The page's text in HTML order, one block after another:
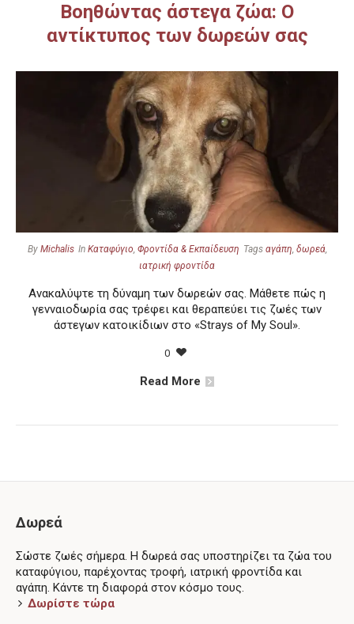
Βοηθώντας άστεγα ζώα: Ο
αντίκτυπος των δωρεών σας
By Michalis In Καταφύγιο, Φροντίδα & Εκπαίδευση Tags αγάπη, δωρεά,
ιατρική φροντίδα
Ανακαλύψτε τη δύναμη των δωρεών σας. Μάθετε πώς η
γενναιοδωρία σας τρέφει και θεραπεύει τις ζωές των
άστεγων κατοικίδιων στο «Strays of My Soul».
0
Read More
Δωρεά
Σώστε ζωές σήμερα. Η δωρεά σας υποστηρίζει τα ζώα του
καταφύγιου, παρέχοντας τροφή, ιατρική φροντίδα και
αγάπη. Κάντε τη διαφορά στον κόσμο τους.
Δωρίστε τώρα